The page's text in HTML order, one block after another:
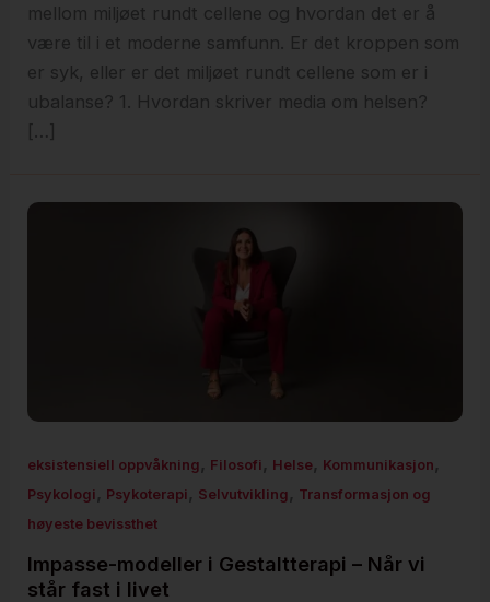
mellom miljøet rundt cellene og hvordan det er å
være til i et moderne samfunn. Er det kroppen som
er syk, eller er det miljøet rundt cellene som er i
ubalanse? 1. Hvordan skriver media om helsen?
[…]
eksistensiell oppvåkning , Filosofi , Helse, Kommunikasjon ,
Psykologi , Psykoterapi , Selvutvikling , Transformasjon og
høyeste bevissthet
Impasse-modeller i Gestaltterapi – Når vi
står fast i livet